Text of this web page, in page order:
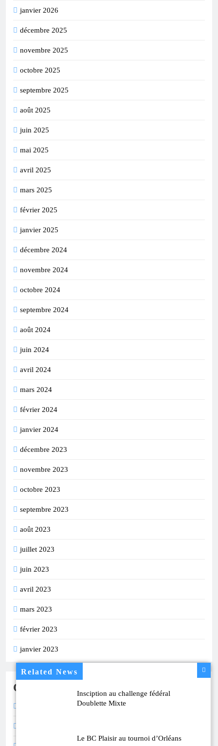
Related News
Insciption au challenge fédéral
Doublette Mixte
Le BC Plaisir au tournoi d’Orléans
janvier 2026
décembre 2025
novembre 2025
octobre 2025
septembre 2025
août 2025
juin 2025
mai 2025
avril 2025
mars 2025
février 2025
janvier 2025
décembre 2024
novembre 2024
octobre 2024
septembre 2024
août 2024
juin 2024
avril 2024
mars 2024
février 2024
janvier 2024
décembre 2023
novembre 2023
octobre 2023
septembre 2023
août 2023
juillet 2023
juin 2023
avril 2023
mars 2023
février 2023
janvier 2023
Catégories